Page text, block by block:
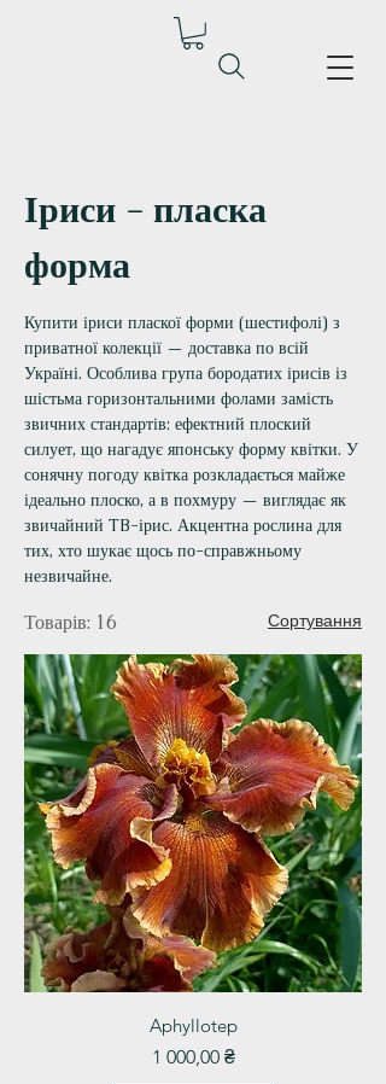
Іриси - пласка
форма
Купити іриси пласкої форми (шестифолі) з
приватної колекції — доставка по всій
Україні. Особлива група бородатих ірисів із
шістьма горизонтальними фолами замість
звичних стандартів: ефектний плоский
силует, що нагадує японську форму квітки. У
сонячну погоду квітка розкладається майже
ідеально плоско, а в похмуру — виглядає як
звичайний TB-ірис. Акцентна рослина для
тих, хто шукає щось по-справжньому
незвичайне.
Товарів: 16 Сортування
Aphyllotep
Ціна
1 000,00 ₴